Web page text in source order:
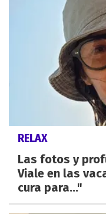
RELAX
Las fotos y
Viale en las
cura para..."